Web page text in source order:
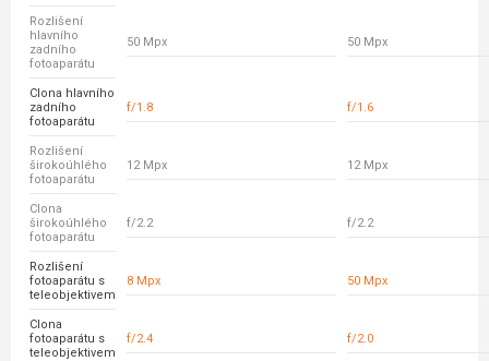
Rozlišení
hlavního
zadního
fotoaparátu
50 Mpx 50 Mpx
Clona hlavního
zadního
fotoaparátu
f/1.8 f/1.6
Rozlišení
širokoúhlého
fotoaparátu
12 Mpx 12 Mpx
Clona
širokoúhlého
fotoaparátu
f/2.2 f/2.2
Rozlišení
fotoaparátu s
teleobjektivem
8 Mpx 50 Mpx
Clona
fotoaparátu s
teleobjektivem
f/2.4 f/2.0